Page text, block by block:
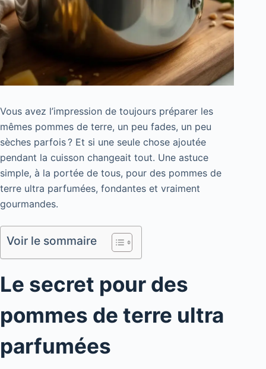
Vous avez l’impression de toujours préparer les
mêmes pommes de terre, un peu fades, un peu
sèches parfois ? Et si une seule chose ajoutée
pendant la cuisson changeait tout. Une astuce
simple, à la portée de tous, pour des pommes de
terre ultra parfumées, fondantes et vraiment
gourmandes.
Voir le sommaire
Le secret pour des
pommes de terre ultra
parfumées